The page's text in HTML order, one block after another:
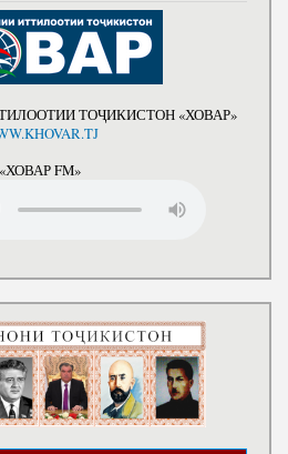
ТОҶИКИСТОН «ХОВАР»
«ХОВАР FM»